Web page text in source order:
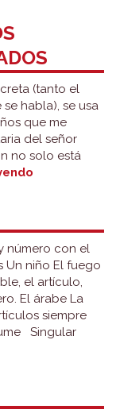
(tanto el
habla), se usa
que me
del señor
no solo está
determinados
número con el
Un niño El fuego
el artículo,
El árabe La
siempre
Singular